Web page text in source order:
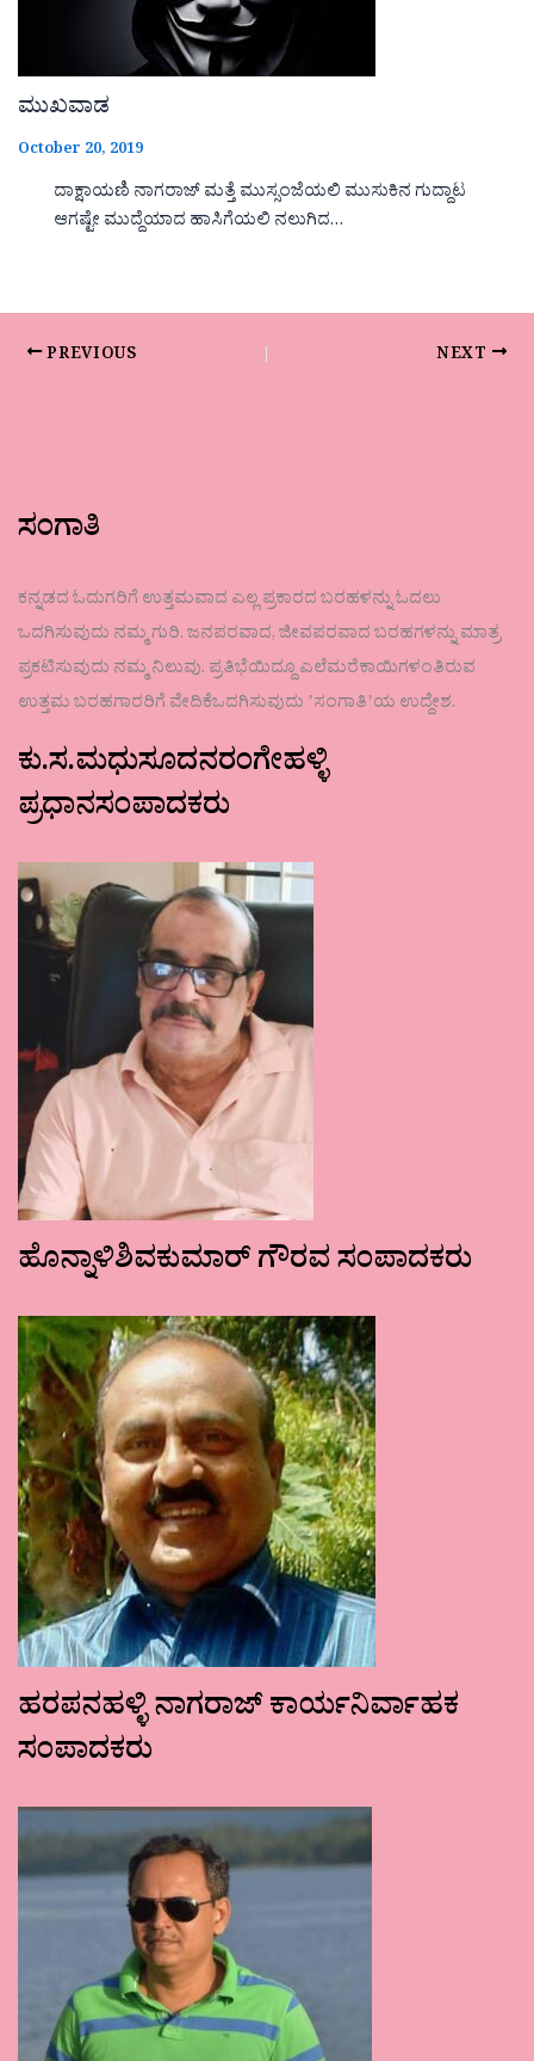
ಮುಖವಾಡ
October 20, 2019
ದಾಕ್ಷಾಯಣಿ ನಾಗರಾಜ್ ಮತ್ತೆ ಮುಸ್ಸಂಜೆಯಲಿ ಮುಸುಕಿನ ಗುದ್ದಾಟ
ಆಗಷ್ಟೇ ಮುದ್ದೆಯಾದ ಹಾಸಿಗೆಯಲಿ ನಲುಗಿದ…
PREVIOUS NEXT
ಸಂಗಾತಿ
ಕನ್ನಡದ ಓದುಗರಿಗೆ ಉತ್ತಮವಾದ ಎಲ್ಲ ಪ್ರಕಾರದ ಬರಹಳನ್ನು ಓದಲು
ಒದಗಿಸುವುದು ನಮ್ಮ ಗುರಿ. ಜನಪರವಾದ, ಜೀವಪರವಾದ ಬರಹಗಳನ್ನು ಮಾತ್ರ
ಪ್ರಕಟಿಸುವುದು ನಮ್ಮ ನಿಲುವು. ಪ್ರತಿಭೆಯಿದ್ದೂ ಎಲೆಮರೆಕಾಯಿಗಳಂತಿರುವ
ಉತ್ತಮ ಬರಹಗಾರರಿಗೆ ವೇದಿಕೆಒದಗಿಸುವುದು ʼಸಂಗಾತಿʼಯ ಉದ್ದೇಶ.
ಕು.ಸ.ಮಧುಸೂದನರಂಗೇಹಳ್ಳಿ
ಪ್ರಧಾನಸಂಪಾದಕರು
ಹೊನ್ನಾಳಿಶಿವಕುಮಾರ್ ಗೌರವ ಸಂಪಾದಕರು
ಹರಪನಹಳ್ಳಿ ನಾಗರಾಜ್ ಕಾರ್ಯನಿರ್ವಾಹಕ
ಸಂಪಾದಕರು